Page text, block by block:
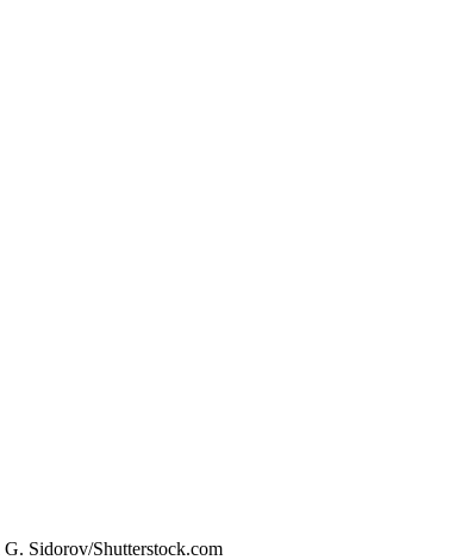
Sidorov/Shutterstock.com